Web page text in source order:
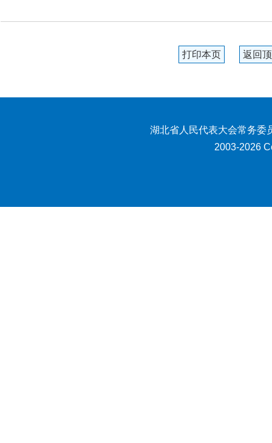
打印本页 返回
湖北省人民代表大会常务委
2003-2026